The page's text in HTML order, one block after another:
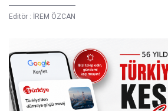
Editör : İREM ÖZCAN